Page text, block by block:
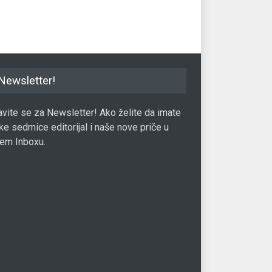
se za Newsletter! Ako želite da imate
sedmice editorijal i naše nove priče u
Inboxu.